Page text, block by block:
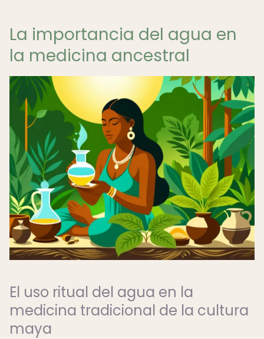
La importancia del agua en
la medicina ancestral
El uso ritual del agua en la
medicina tradicional de la cultura
maya